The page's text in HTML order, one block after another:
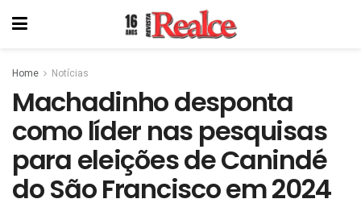
Home Notícias
Machadinho desponta
como líder nas pesquisas
para eleições de Canindé
do São Francisco em 2024